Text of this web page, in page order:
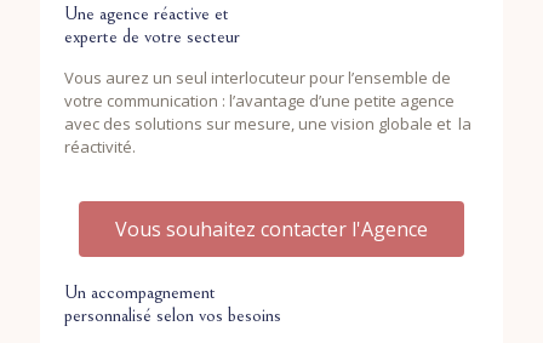
Une agence réactive et
experte de votre secteur
Vous aurez un seul interlocuteur pour l’ensemble de
votre communication : l’avantage d’une petite agence
avec des solutions sur mesure, une vision globale et la
réactivité.
Vous souhaitez contacter l'Agence
Un accompagnement
personnalisé selon vos besoins